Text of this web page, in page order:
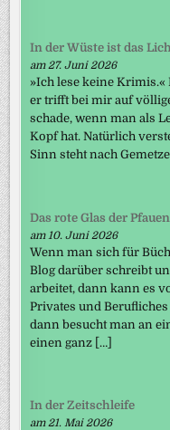
In der Wüste ist das
am 27. Juni 2026
»Ich lese keine Krimis.«
er trifft bei mir auf
schade, wenn man als
Kopf hat. Natürlich
Sinn steht nach
Das rote Glas der
am 10. Juni 2026
Wenn man sich für
Blog darüber schreibt
arbeitet, dann kann es
Privates und
dann besucht man an
einen ganz […]
In der Zeitschleife
am 21. Mai 2026